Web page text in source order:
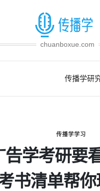
chuanboxue.com
传播学研
传播学学习
告学考研要
书清单帮